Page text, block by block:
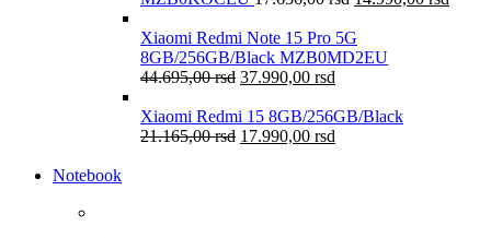
Xiaomi Redmi Note 15 Pro 5G
8GB/256GB/Black MZB0MD2EU
44.695,00rsd 37.990,00 rsd
Xiaomi Redmi 15 8GB/256GB/Black
21.165,00rsd 17.990,00 rsd
Notebook